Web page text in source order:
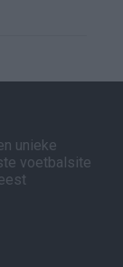
unieke
voetbalsite